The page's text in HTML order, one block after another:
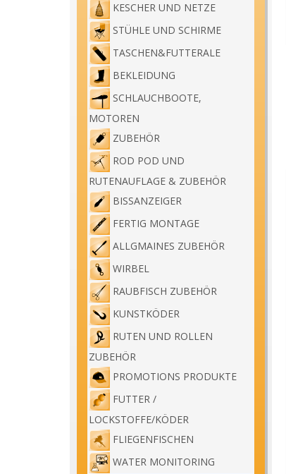
KESCHER UND NETZE
STÜHLE UND SCHIRME
TASCHEN&FUTTERALE
BEKLEIDUNG
SCHLAUCHBOOTE,
MOTOREN
ZUBEHÖR
ROD POD UND
RUTENAUFLAGE & ZUBEHÖR
BISSANZEIGER
FERTIG MONTAGE
ALLGMAINES ZUBEHÖR
WIRBEL
RAUBFISCH ZUBEHÖR
KUNSTKÖDER
RUTEN UND ROLLEN
ZUBEHÖR
PROMOTIONS PRODUKTE
FUTTER /
LOCKSTOFFE/KÖDER
FLIEGENFISCHEN
WATER MONITORING